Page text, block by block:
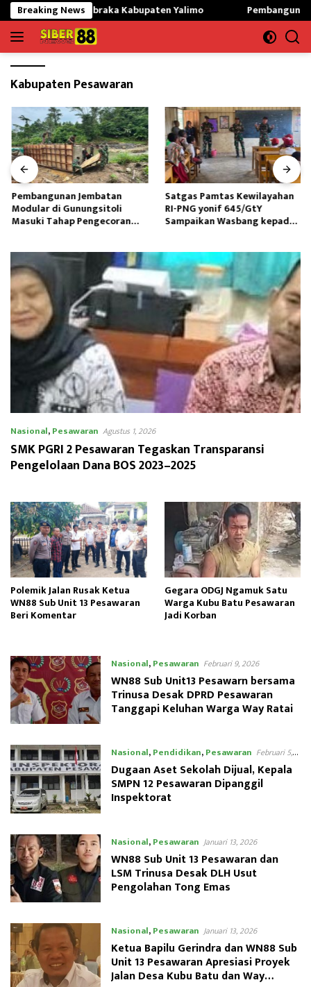
Langsung
ke
konten
Breaking News
Paskibraka Kabupaten Yalimo Pembangunan
Kabupaten Pesawaran
Pembangunan Jembatan
Modular di Gunungsitoli
Masuki Tahap Pengecoran
Satgas Pamtas Kewilayahan
RI-PNG yonif 645/GtY
Sampaikan Wasbang kepada
Nasional,Pesawaran Agustus 1, 2026
SMK PGRI 2 Pesawaran Tegaskan Transparansi
Pengelolaan Dana BOS 2023–2025
Polemik Jalan Rusak Ketua
WN88 Sub Unit 13 Pesawaran
Beri Komentar
Gegara ODGJ Ngamuk Satu
Warga Kubu Batu Pesawaran
Jadi Korban
Nasional,Pesawaran Februari 9, 2026
WN88 Sub Unit13 Pesawarn bersama
Trinusa Desak DPRD Pesawaran
Tanggapi Keluhan Warga Way Ratai
Nasional,Pendidikan,Pesawaran Februari 5,
2026
Dugaan Aset Sekolah Dijual, Kepala
SMPN 12 Pesawaran Dipanggil
Inspektorat
Nasional,Pesawaran Januari 13, 2026
WN88 Sub Unit 13 Pesawaran dan
LSM Trinusa Desak DLH Usut
Pengolahan Tong Emas
Nasional,Pesawaran Januari 13, 2026
Ketua Bapilu Gerindra dan WN88 Sub
Unit 13 Pesawaran Apresiasi Proyek
Jalan Desa Kubu Batu dan Way